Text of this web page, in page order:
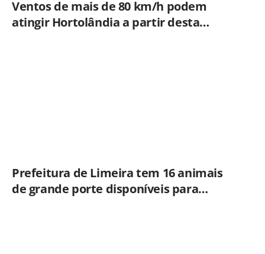
Ventos de mais de 80 km/h podem
atingir Hortolândia a partir desta
Prefeitura de Limeira tem 16 animais
de grande porte disponíveis para